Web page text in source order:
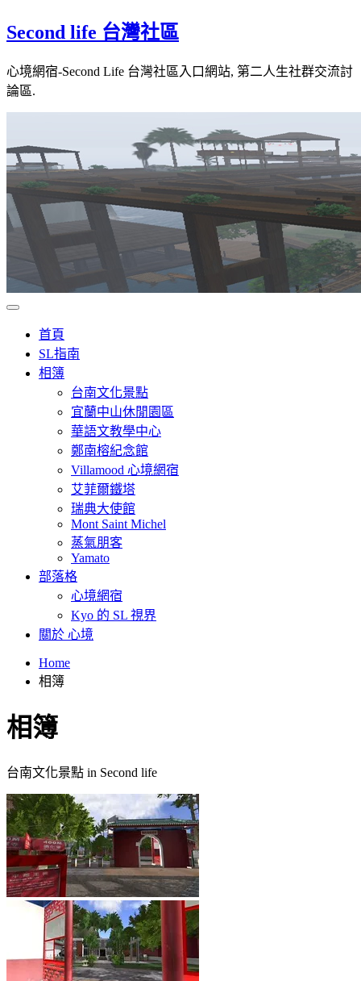
to
Second life 台灣社區
心境網宿-Second Life 台灣社區入口網站, 第二人生社群交流討
論區.
首頁
SL指南
相簿
台南文化景點
宜蘭中山休閒園區
華語文教學中心
鄭南榕紀念館
Villamood 心境網宿
艾菲爾鐵塔
瑞典大使館
Mont Saint Michel
蒸氣朋客
Yamato
部落格
心境網宿
Kyo 的 SL 視界
關於 心境
Home
相簿
相簿
台南文化景點 in Second life